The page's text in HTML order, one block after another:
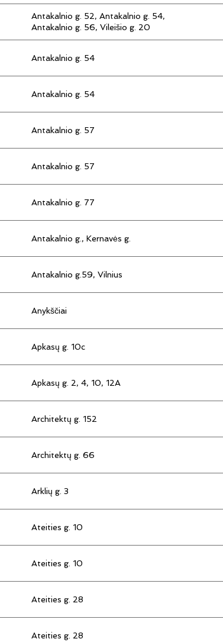
Antakalnio g. 52, Antakalnio g. 54,
Antakalnio g. 56, Vileišio g. 20
Antakalnio g. 54
Antakalnio g. 54
Antakalnio g. 57
Antakalnio g. 57
Antakalnio g. 77
Antakalnio g., Kernavės g.
Antakalnio g.59, Vilnius
Anykščiai
Apkasų g. 10c
Apkasų g. 2, 4, 10, 12A
Architektų g. 152
Architektų g. 66
Arklių g. 3
Ateities g. 10
Ateities g. 10
Ateities g. 28
Ateities g. 28